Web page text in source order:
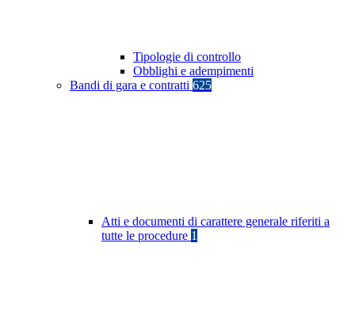
Tipologie di controllo
Obblighi e adempimenti
Bandi di gara e contratti 625
Atti e documenti di carattere generale riferiti a
tutte le procedure 1